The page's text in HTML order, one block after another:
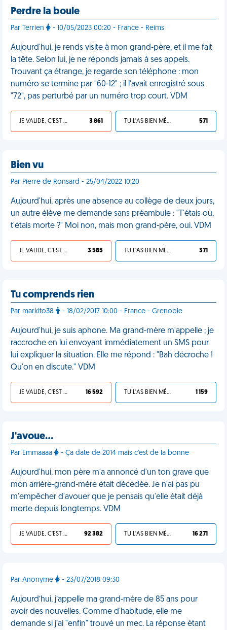
Perdre la boule
Par Terrien - 10/05/2023 00:20 - France - Reims
Aujourd'hui, je rends visite à mon grand-père, et il me fait
la tête. Selon lui, je ne réponds jamais à ses appels.
Trouvant ça étrange, je regarde son téléphone : mon
numéro se termine par "60-12" ; il l'avait enregistré sous
"72", pas perturbé par un numéro trop court. VDM
JE VALIDE, C'EST UNE VDM 3 861 TU L'AS BIEN MÉRITÉ 571
Bien vu
Par Pierre de Ronsard - 25/04/2022 10:20
Aujourd'hui, après une absence au collège de deux jours,
un autre élève me demande sans préambule : "T'étais où,
t'étais morte ?" Moi non, mais mon grand-père, oui. VDM
JE VALIDE, C'EST UNE VDM 3 585 TU L'AS BIEN MÉRITÉ 371
Tu comprends rien
Par markito38 - 18/02/2017 10:00 - France - Grenoble
Aujourd'hui, je suis aphone. Ma grand-mère m'appelle ; je
raccroche en lui envoyant immédiatement un SMS pour
lui expliquer la situation. Elle me répond : "Bah décroche !
Qu'on en discute." VDM
JE VALIDE, C'EST UNE VDM 16 592 TU L'AS BIEN MÉRITÉ 1 159
J'avoue…
Par Emmaaaa - Ça date de 2014 mais c'est de la bonne
Aujourd'hui, mon père m'a annoncé d'un ton grave que
mon arrière-grand-mère était décédée. Je n'ai pas pu
m'empêcher d'avouer que je pensais qu'elle était déjà
morte depuis longtemps. VDM
JE VALIDE, C'EST UNE VDM 92 382 TU L'AS BIEN MÉRITÉ 16 271
Par Anonyme - 23/07/2018 09:30
Aujourd’hui, j’appelle ma grand-mère de 85 ans pour
avoir des nouvelles. Comme d'habitude, elle me
demande si j’ai "enfin" trouvé un mec. La réponse étant